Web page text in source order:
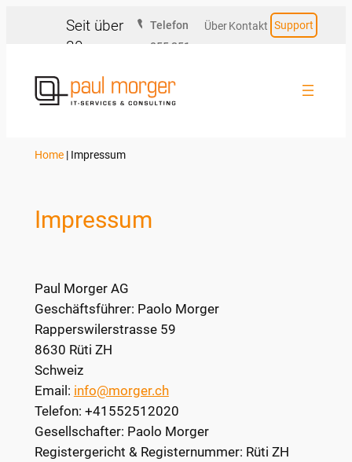
Seit über
30
für Sie
da.
Telefon
055 251
ÜberKontakt Support
Home| Impressum
Impressum
Paul Morger AG
Geschäftsführer: Paolo Morger
Rapperswilerstrasse 59
8630 Rüti ZH
Schweiz
Email: info@morger.ch
Telefon: +41552512020
Gesellschafter: Paolo Morger
Registergericht & Registernummer: Rüti ZH